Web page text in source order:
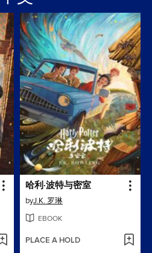
哈利·波特与密室
byJ.K. 罗琳
EBOOK
PLACE A HOLD